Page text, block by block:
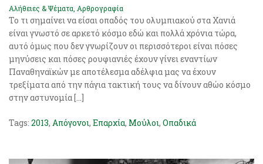
Αλήθειες & Ψέματα Αρθρογραφία
Το τι σημαίνει να είσαι οπαδός του ολυμπιακού στα Χανιά
είναι γνωστό σε αρκετό κόσμο εδώ και πολλά χρόνια τώρα,
αυτό όμως που δεν γνωρίζουν οι περισσότεροι είναι πόσες
μηνύσεις και πόσες ρουφιανιές έχουν γίνει εναντίων
Παναθηναϊκών με αποτέλεσμα αδέλφια μας να έχουν
τρεξίματα από την πάγια τακτική τους να δίνουν αθώο κόσμο
στην αστυνομία […]
Tags: 2013, Απόγονοι, Επαρχία, Μούλοι, Οπαδικά